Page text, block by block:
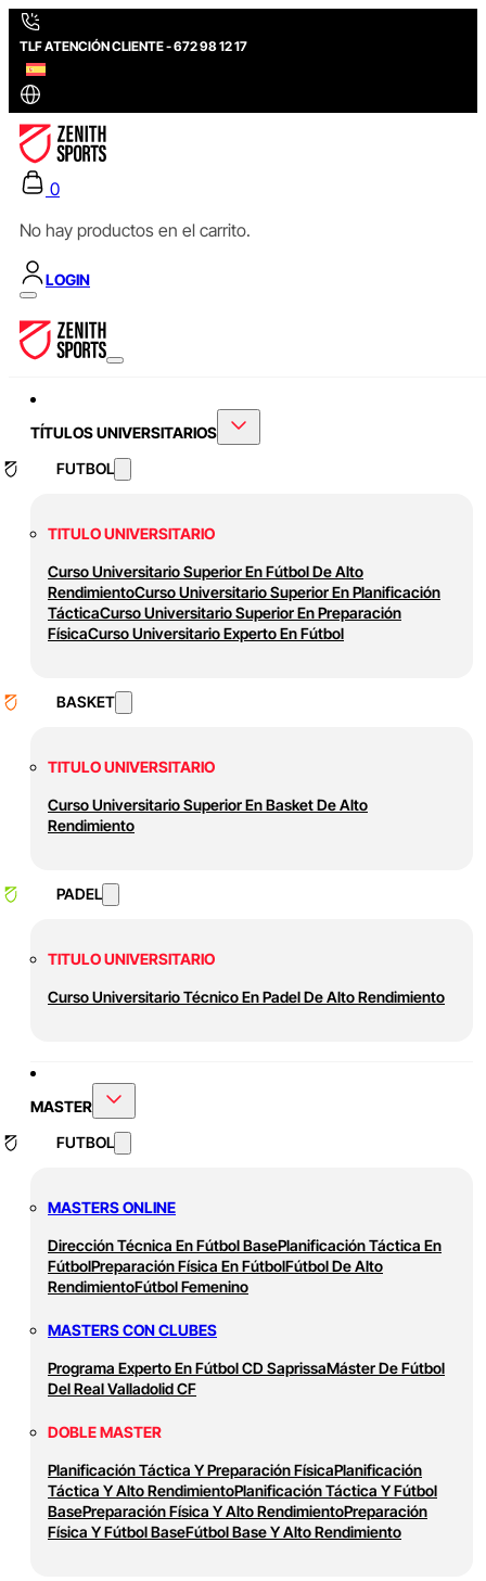
TLF ATENCIÓN CLIENTE - 672 98 12 17
0
No hay productos en el carrito.
LOGIN
TÍTULOS UNIVERSITARIOS
FUTBOL
TITULO UNIVERSITARIO
Curso Universitario Superior En Fútbol De Alto
RendimientoCurso Universitario Superior En Planificación
TácticaCurso Universitario Superior En Preparación
FísicaCurso Universitario Experto En Fútbol
BASKET
TITULO UNIVERSITARIO
Curso Universitario Superior En Basket De Alto
Rendimiento
PADEL
TITULO UNIVERSITARIO
Curso Universitario Técnico En Padel De Alto Rendimiento
MASTER
FUTBOL
MASTERS ONLINE
Dirección Técnica En Fútbol BasePlanificación Táctica En
FútbolPreparación Física En FútbolFútbol De Alto
RendimientoFútbol Femenino
MASTERS CON CLUBES
Programa Experto En Fútbol CD SaprissaMáster De Fútbol
Del Real Valladolid CF
DOBLE MASTER
Planificación Táctica Y Preparación FísicaPlanificación
Táctica Y Alto RendimientoPlanificación Táctica Y Fútbol
BasePreparación Física Y Alto RendimientoPreparación
Física Y Fútbol BaseFútbol Base Y Alto Rendimiento